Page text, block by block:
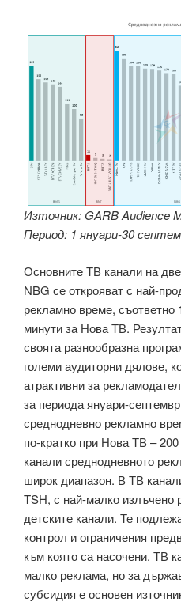
Източник: GARB Audience
Период: 1 януари-30
Основните ТВ канали на
NBG се открояват с най-
рекламно време,
минути за Нова ТВ.
своята разнообразна
големи аудиторни дялове,
атрактивни за
за периода януари-
среднодневно рекламно
по-кратко при Нова ТВ –
канали среднодневното
широк диапазон. В ТВ
TSH, с най-малко излъчено
детските канали. Те
контрол и ограничения
към която са насочени. ТВ
малко реклама, но за
субсидия е основен